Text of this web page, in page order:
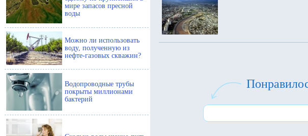
мире запасов пресной
воды
Можно ли использовать
воду, полученную из
нефте-газовых скважин?
Водопроводные трубы
покрыты миллионами
бактерий